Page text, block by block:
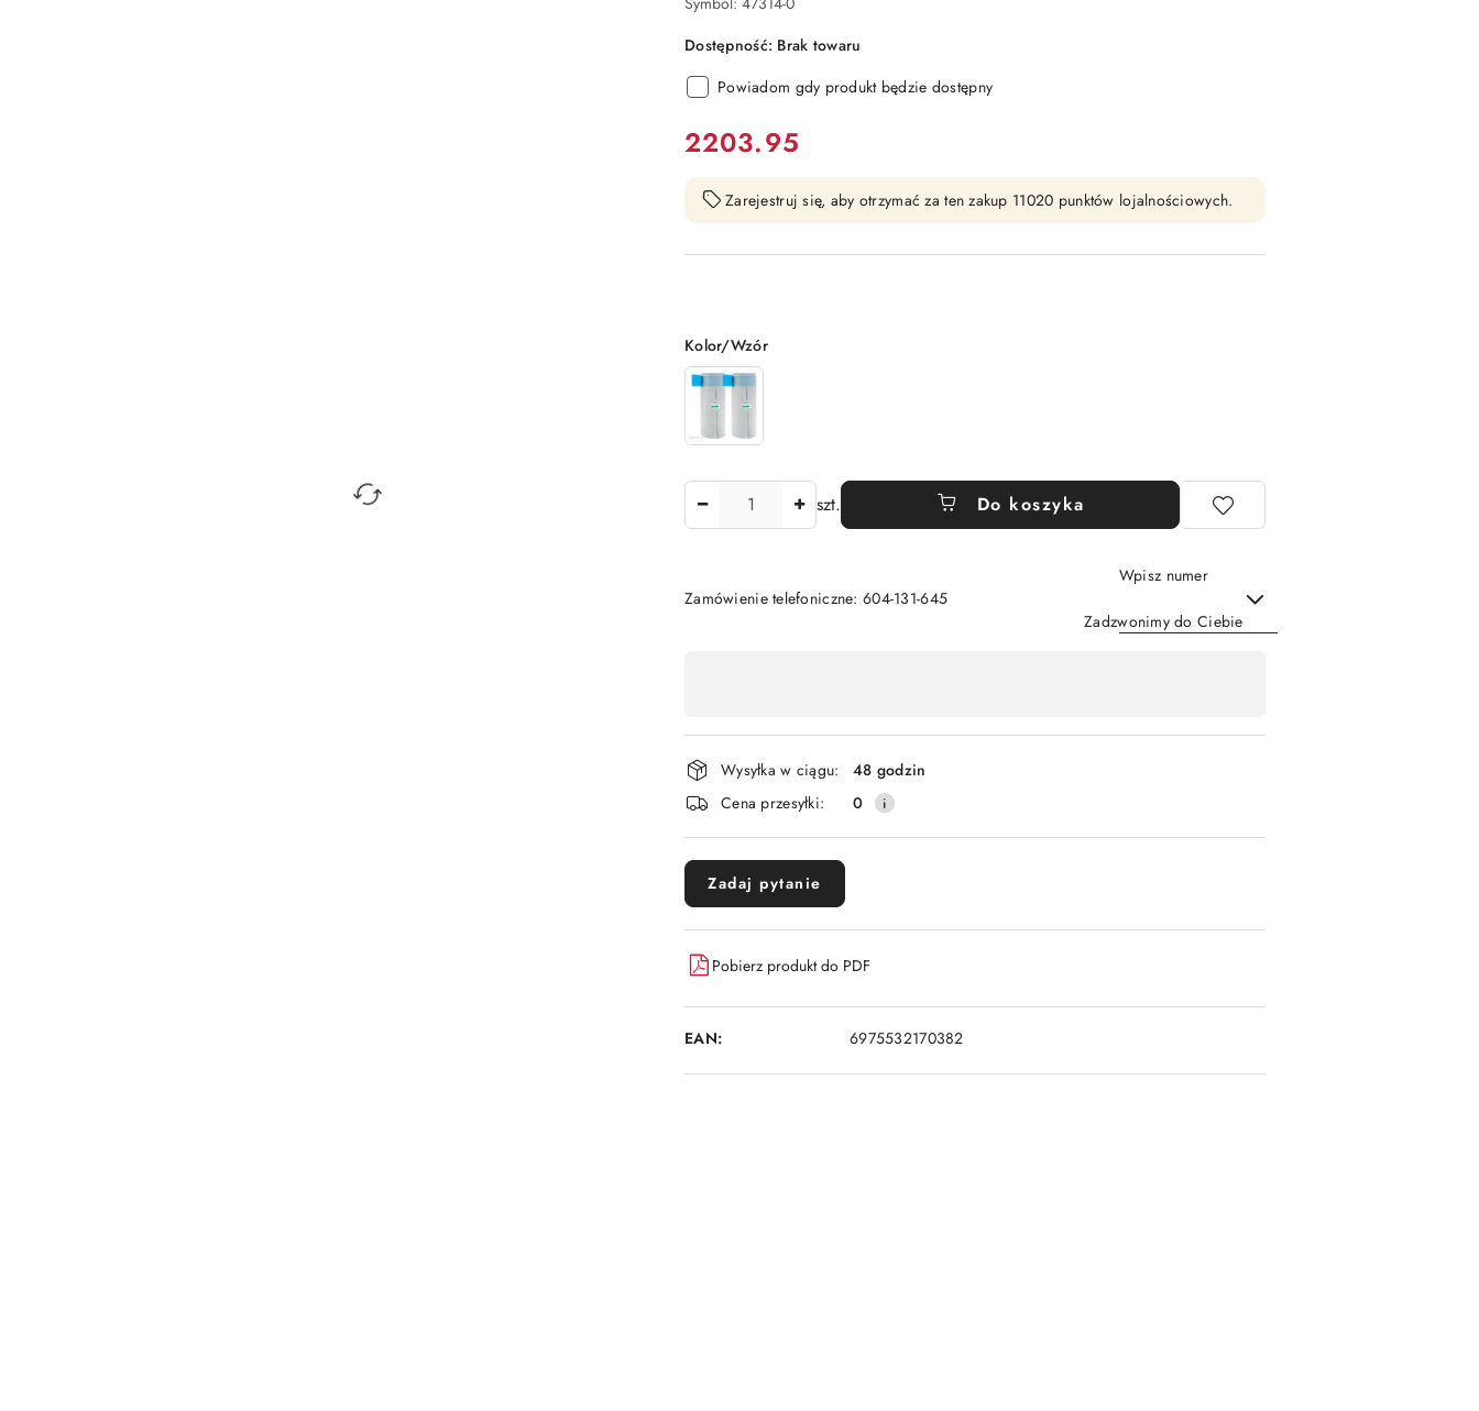
Dostępność: Brak towaru
Powiadom gdy produkt będzie dostępny
cena:
2203.95
Zarejestruj się, aby otrzymać za ten zakup 11020 punktów lojalnościowych.
Wariant
Kolor/Wzór
szt. Do koszyka
Zamówienie telefoniczne: 604-131-645
Wpisz numer
Zadzwonimy do Ciebie
płatność
i
dostawa
Wysyłka w ciągu:
48 godzin
Cena przesyłki:
0
Zadaj pytanie
Pobierz produkt do PDF
EAN: 6975532170382